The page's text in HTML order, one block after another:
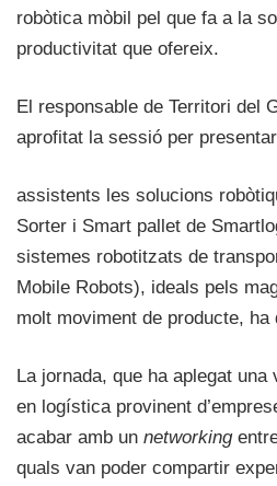
robòtica mòbil pel que fa a la
productivitat que ofereix.
El responsable de Territori del
aprofitat la sessió per
assistents les solucions
Sorter i Smart pallet de
sistemes robotitzats de
Mobile Robots), ideals pels
molt moviment de producte, ha
La jornada, que ha aplegat
en logística provinent
acabar amb un networking
quals van poder compartir